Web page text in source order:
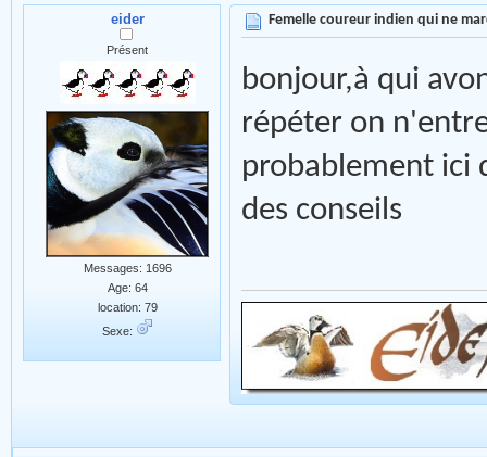
eider
Présent
Messages: 1696
Age: 64
location: 79
Sexe:
Femelle coureur indien qui ne
bonjour,à qui
répéter on
probablement ici
des conseils